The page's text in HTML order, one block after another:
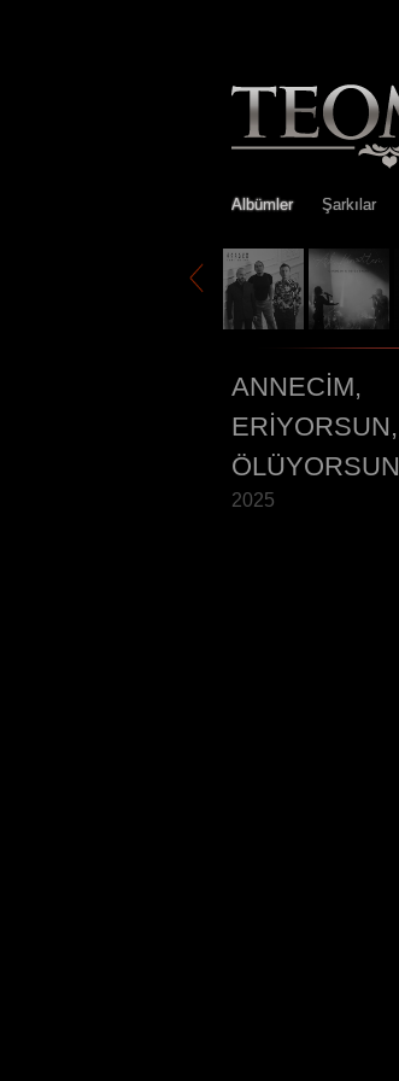
Albümler Şarkılar
ANNECİM,
ERİYORSUN,
ÖLÜYORSUN
2025